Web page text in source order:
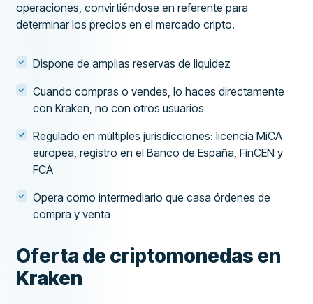
operaciones, convirtiéndose en referente para
determinar los precios en el mercado cripto.
Dispone de amplias reservas de liquidez
Cuando compras o vendes, lo haces directamente
con Kraken, no con otros usuarios
Regulado en múltiples jurisdicciones: licencia MiCA
europea, registro en el Banco de España, FinCEN y
FCA
Opera como intermediario que casa órdenes de
compra y venta
Oferta de criptomonedas en
Kraken